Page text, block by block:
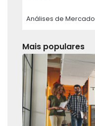
Análises de Mercado
Mais populares